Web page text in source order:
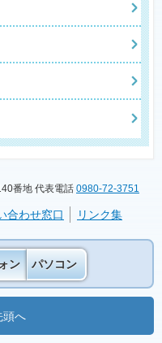
番地 代表電話 0980-72-3751
合わせ窓口 リンク集
ン パソコン
頭へ